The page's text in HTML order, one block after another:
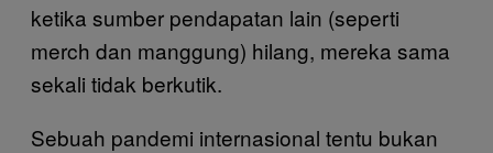
ketika sumber pendapatan lain (seperti
merch dan manggung) hilang, mereka sama
sekali tidak berkutik.
Sebuah pandemi internasional tentu bukan